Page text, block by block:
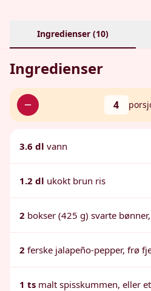
Ingredienser (10)
Ingredienser
4
3.6 dl vann
1.2 dl ukokt brun ris
2 bokser (425 g) svarte
2 ferske jalapeño-pepper, frø
1 ts malt spisskummen, eller